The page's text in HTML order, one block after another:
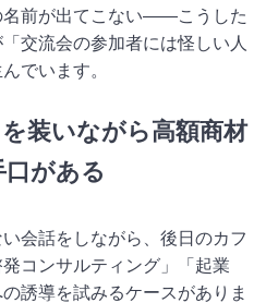
名前が出てこない——こうした
交流会の参加者には怪しい人
でいます。
を装いながら高額商材
がある
会話をしながら、後日のカフ
コンサルティング」「起業
誘導を試みるケースがありま